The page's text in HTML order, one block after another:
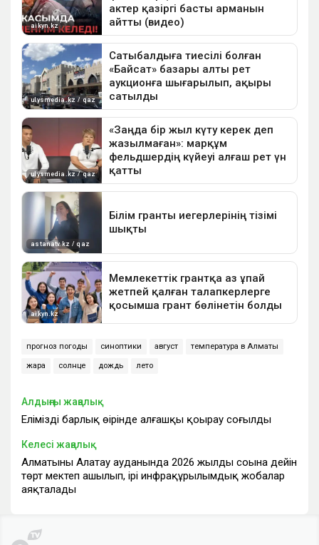
прогноз погоды синоптики август температура в Алматы
жара солнце дождь лето
Алдыңғы жаңалық
Еліміздің барлық өңірінде алғашқы қоңырау соғылды
Келесі жаңалық
Алматының Алатау ауданында 2026 жылдың соңына дейін
төрт мектеп ашылып, ірі инфрақұрылымдық жобалар
аяқталады